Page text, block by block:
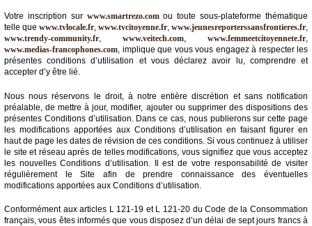
prémium
A
propos
Votre inscription sur www.smartrezo.comou toute sous-plateforme thématique
telle que www.tvlocale.fr, www.tvcitoyenne.fr, www.jeunesreporterssansfrontieres.fr,
www.trendy-community.fr, www.veitech.com, www.femmeetcitoyennete.fr,
www.medias-francophones.com, implique que vous vous engagez à respecter les
présentes conditions d’utilisation et vous déclarez avoir lu, comprendre et
accepter d’y être lié.
Nous nous réservons le droit, à notre entière discrétion et sans notification
préalable, de mettre à jour, modifier, ajouter ou supprimer des dispositions des
présentes Conditions d’utilisation. Dans ce cas, nous publierons sur cette page
les modifications apportées aux Conditions d’utilisation en faisant figurer en
haut de page les dates de révision de ces conditions. Si vous continuez à utiliser
le site et réseau après de telles modifications, vous signifiez que vous acceptez
les nouvelles Conditions d’utilisation. Il est de votre responsabilité de visiter
régulièrement le Site afin de prendre connaissance des éventuelles
modifications apportées aux Conditions d’utilisation.
Conformément aux articles L 121-19 et L 121-20 du Code de la Consommation
français, vous êtes informés que vous disposez d’un délai de sept jours francs à